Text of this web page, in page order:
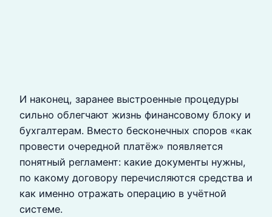
И наконец, заранее выстроенные процедуры
сильно облегчают жизнь финансовому блоку и
бухгалтерам. Вместо бесконечных споров «как
провести очередной платёж» появляется
понятный регламент: какие документы нужны,
по какому договору перечисляются средства и
как именно отражать операцию в учётной
системе.